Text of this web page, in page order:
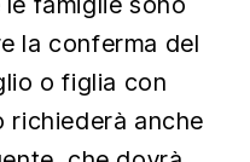
la conferma del
o figlia con
richiederà anche